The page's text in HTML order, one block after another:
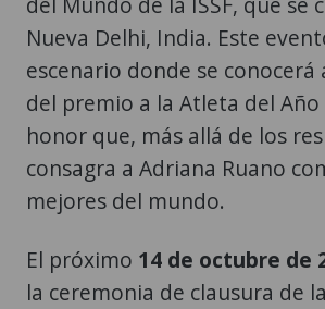
Nueva Delhi, India. Este
escenario donde se conocerá
del premio a la Atleta del Año
honor que, más allá de los
consagra a Adriana Ruano
mejores del mundo.
El próximo 14 de octubre de
la ceremonia de clausura de